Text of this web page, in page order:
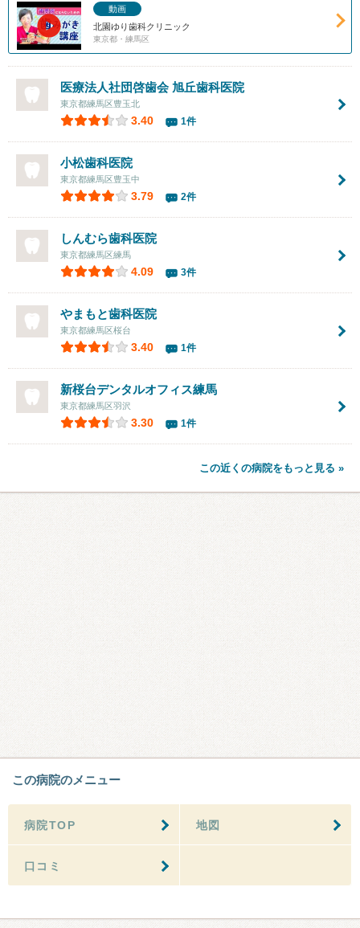
動画
北園ゆり歯科クリニック
東京都・練馬区
医療法人社団啓歯会旭丘歯科医院
東京都練馬区豊玉北
3.40 1件
小松歯科医院
東京都練馬区豊玉中
3.79 2件
しんむら歯科医院
東京都練馬区練馬
4.09 3件
やまもと歯科医院
東京都練馬区桜台
3.40 1件
新桜台デンタルオフィス練馬
東京都練馬区羽沢
3.30 1件
この近くの病院をもっと見る »
この病院のメニュー
病院TOP 地図
口コミ